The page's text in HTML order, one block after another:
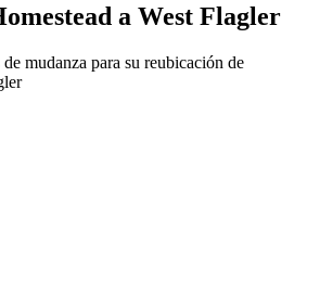
a West Flagler
mudanza para su reubicación de